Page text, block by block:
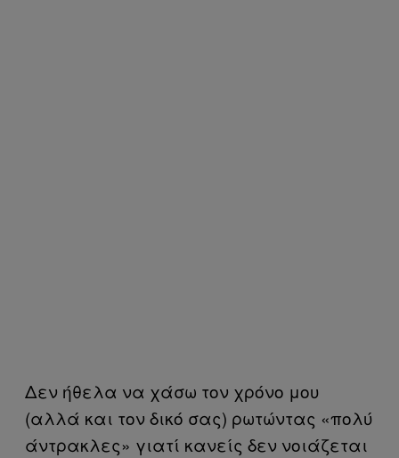
Δεν ήθελα να χάσω τον χρόνο μου
(αλλά και τον δικό σας) ρωτώντας «πολύ
άντρακλες» γιατί κανείς δεν νοιάζεται